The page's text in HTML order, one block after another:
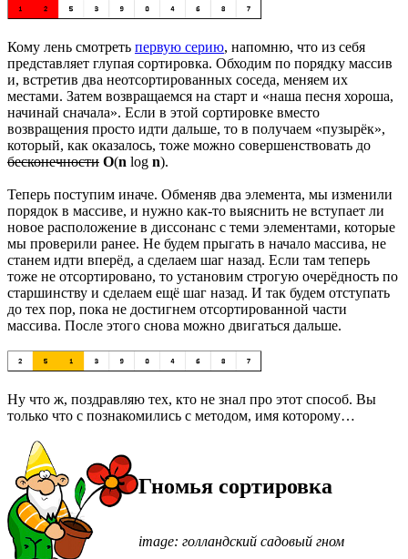
Кому лень смотреть первую серию, напомню, что из себя
представляет глупая сортировка. Обходим по порядку массив
и, встретив два неотсортированных соседа, меняем их
местами. Затем возвращаемся на старт и «наша песня хороша,
начинай сначала». Если в этой сортировке вместо
возвращения просто идти дальше, то в получаем «пузырёк»,
который, как оказалось, тоже можно совершенствовать до
бесконечности O(n log n).
Теперь поступим иначе. Обменяв два элемента, мы изменили
порядок в массиве, и нужно как-то выяснить не вступает ли
новое расположение в диссонанс с теми элементами, которые
мы проверили ранее. Не будем прыгать в начало массива, не
станем идти вперёд, а сделаем шаг назад. Если там теперь
тоже не отсортировано, то установим строгую очерёдность по
старшинству и сделаем ещё шаг назад. И так будем отступать
до тех пор, пока не достигнем отсортированной части
массива. После этого снова можно двигаться дальше.
Ну что ж, поздравляю тех, кто не знал про этот способ. Вы
только что с познакомились с методом, имя которому…
Гномья сортировка
image: голландский садовый гном